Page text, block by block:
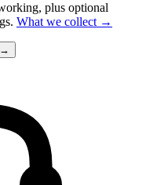
plus optional
What we collect →
→